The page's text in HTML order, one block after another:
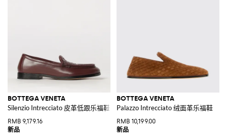
BOTTEGA VENETA
Silenzio Intrecciato 皮革低跟乐福鞋
RMB 9,179.16
BOTTEGA VENETA
Palazzo Intrecciato 绒面革乐福鞋
RMB 10,199.00